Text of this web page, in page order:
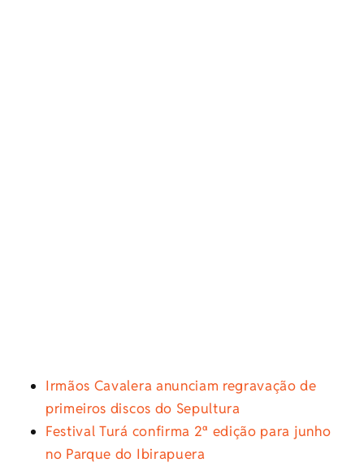
Irmãos Cavalera anunciam regravação de
primeiros discos do Sepultura
Festival Turá confirma 2ª edição para junho
no Parque do Ibirapuera